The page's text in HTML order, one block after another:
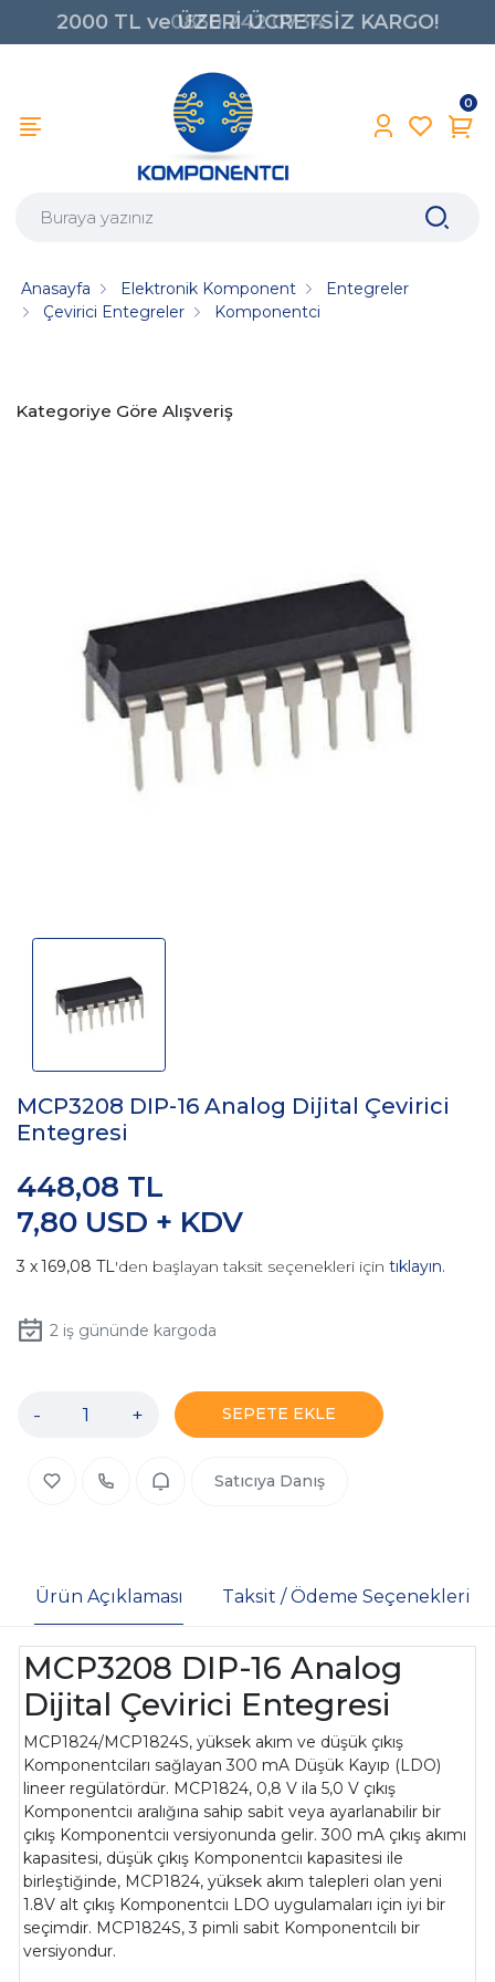
2000 TL ve ÜZERİ ÜCRETSİZ KARGO!
0850 242 0734
0
Anasayfa Elektronik Komponent
Entegreler
Çevirici Entegreler
Komponentci
Kategoriye Göre Alışveriş
MCP3208 DIP-16 Analog Dijital Çevirici
Entegresi
7,80 USD + KDV
448,08 TL
169,08 TL'den başlayan taksit seçenekleri için tıklayın.
2iş gününde kargoda
- + SEPETE EKLE
Satıcıya Danış
Ürün Açıklaması Taksit / Ödeme Seçenekleri
MCP3208 DIP-16 Analog
Dijital Çevirici Entegresi
MCP1824/MCP1824S, yüksek akım ve düşük çıkış
Komponentciları sağlayan 300 mA Düşük Kayıp (LDO)
lineer regülatördür. MCP1824, 0,8 V ila 5,0 V çıkış
Komponentciı aralığına sahip sabit veya ayarlanabilir bir
çıkış Komponentciı versiyonunda gelir. 300 mA çıkış akımı
kapasitesi, düşük çıkış Komponentciı kapasitesi ile
birleştiğinde, MCP1824, yüksek akım talepleri olan yeni
1.8V alt çıkış Komponentciı LDO uygulamaları için iyi bir
seçimdir. MCP1824S, 3 pimli sabit Komponentcilı bir
versiyondur.